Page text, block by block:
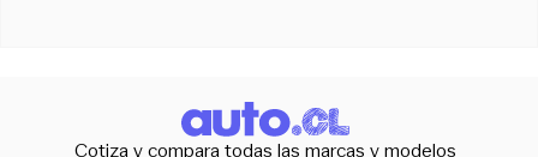
Cotiza y compara todas las marcas y modelos